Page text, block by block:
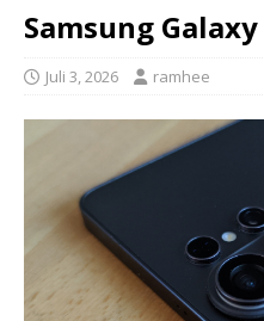
Samsung
Juli 3, 2026 ramhee